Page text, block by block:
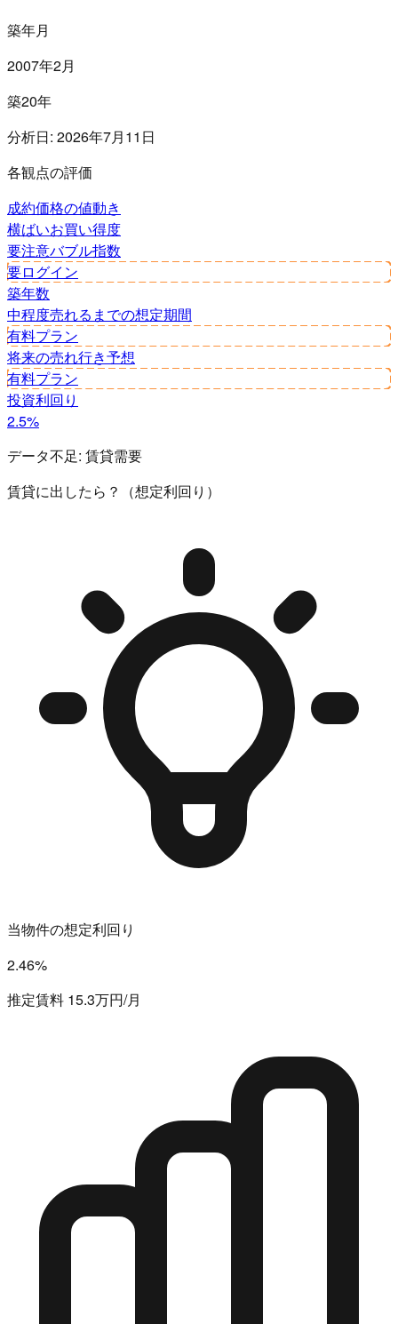
築年月
2007年2月
築20年
分析日: 2026年7月11日
各観点の評価
成約価格の値動き
横ばいお買い得度
要注意バブル指数
要ログイン
築年数
中程度売れるまでの想定期間
有料プラン
将来の売れ行き予想
有料プラン
投資利回り
2.5%
データ不足: 賃貸需要
賃貸に出したら？（想定利回り）
当物件の想定利回り
2.46%
推定賃料 15.3万円/月